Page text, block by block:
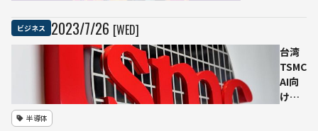
ビジネス 2023/7/26 [WED]
台湾
TSMC
AI向
け高
半導体